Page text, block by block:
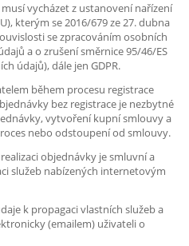
vycházet z ustanovení nařízení
kterým se 2016/679 ze 27. dubna
se zpracováním osobních
a o zrušení směrnice 95/46/ES
údajů), dále jen GDPR.
během procesu registrace
bez registrace je nezbytné
vytvoření kupní smlouvy a
nebo odstoupení od smlouvy.
objednávky je smluvní a
služeb nabízených internetovým
k propagaci vlastních služeb a
(emailem) uživateli o